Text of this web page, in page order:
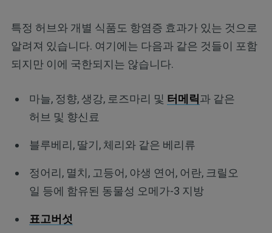
특정 허브와 개별 식품도 항염증 효과가 있는 것으로
알려져 있습니다. 여기에는 다음과 같은 것들이 포함
되지만 이에 국한되지는 않습니다.
마늘, 정향, 생강, 로즈마리 및 터메릭과 같은
허브 및 향신료
블루베리, 딸기, 체리와 같은 베리류
정어리, 멸치, 고등어, 야생 연어, 어란, 크릴오
일 등에 함유된 동물성 오메가-3 지방
표고버섯